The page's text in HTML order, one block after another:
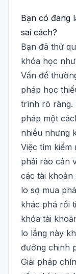
Bạn có đang
sai cách?
Bạn đã thử
khóa học
Vấn đề
pháp học
trình rõ ràng.
pháp một
nhiều nhưng
Việc tìm kiếm
phải rào cản
các tài khoản
lo sợ mua
khác phá rối
khóa tài
lo lắng này
đường chinh
Giải pháp